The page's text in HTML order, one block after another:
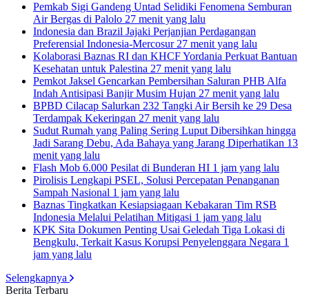
Pemkab Sigi Gandeng Untad Selidiki Fenomena Semburan
Air Bergas di Palolo 27 menit yang lalu
Indonesia dan Brazil Jajaki Perjanjian Perdagangan
Preferensial Indonesia-Mercosur 27 menit yang lalu
Kolaborasi Baznas RI dan KHCF Yordania Perkuat Bantuan
Kesehatan untuk Palestina 27 menit yang lalu
Pemkot Jaksel Gencarkan Pembersihan Saluran PHB Alfa
Indah Antisipasi Banjir Musim Hujan 27 menit yang lalu
BPBD Cilacap Salurkan 232 Tangki Air Bersih ke 29 Desa
Terdampak Kekeringan 27 menit yang lalu
Sudut Rumah yang Paling Sering Luput Dibersihkan hingga
Jadi Sarang Debu, Ada Bahaya yang Jarang Diperhatikan 13
menit yang lalu
Flash Mob 6.000 Pesilat di Bunderan HI 1 jam yang lalu
Pirolisis Lengkapi PSEL, Solusi Percepatan Penanganan
Sampah Nasional 1 jam yang lalu
Baznas Tingkatkan Kesiapsiagaan Kebakaran Tim RSB
Indonesia Melalui Pelatihan Mitigasi 1 jam yang lalu
KPK Sita Dokumen Penting Usai Geledah Tiga Lokasi di
Bengkulu, Terkait Kasus Korupsi Penyelenggara Negara 1
jam yang lalu
Selengkapnya
Berita Terbaru